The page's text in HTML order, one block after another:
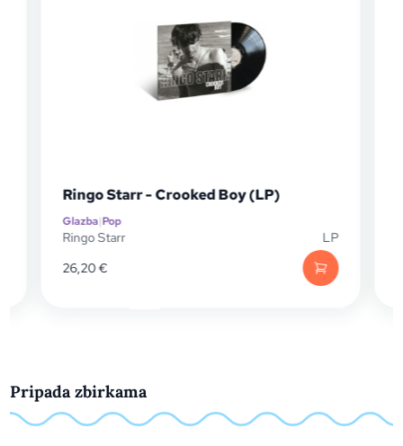
Ringo Starr - Crooked Boy (LP)
Glazba|Pop
Ringo Starr
LP
26,20€
Pripada zbirkama